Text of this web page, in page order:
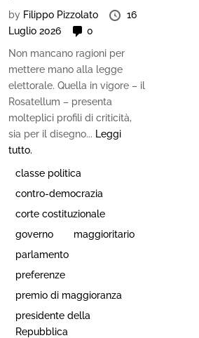
by Filippo Pizzolato
16
Luglio 2026
0
Non mancano ragioni per
mettere mano alla legge
elettorale. Quella in vigore – il
Rosatellum – presenta
molteplici profili di criticità,
sia per il disegno... Leggi
tutto.
classe politica
contro-democrazia
corte costituzionale
governo
maggioritario
parlamento
preferenze
premio di maggioranza
presidente della
Repubblica